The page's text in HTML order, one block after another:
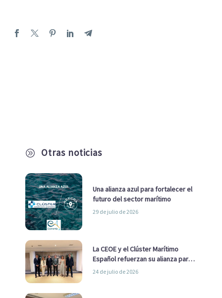
A Otras noticias
Una alianza azul para fortalecer el
futuro del sector marítimo
29 de julio de 2026
La CEOE y el Clúster Marítimo
Español refuerzan su alianza para
impulsar una estrategia Nacional
24 de julio de 2026